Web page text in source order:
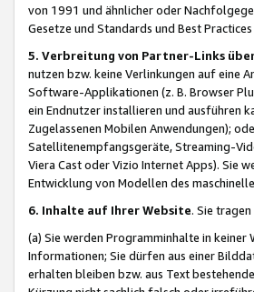
von 1991 und ähnlicher oder
Gesetze und Standards und Best
5. Verbreitung von Partner-Links
nutzen bzw. keine Verlinkungen auf eine
Software-Applikationen (z. B. Browser
ein Endnutzer installieren und ausführen
Zugelassenen Mobilen Anwendungen);
Satellitenempfangsgeräte, Streaming-
Viera Cast oder Vizio Internet Apps). Sie
Entwicklung von Modellen des
6. Inhalte auf Ihrer Website. Sie
(a) Sie werden Programminhalte in
Informationen; Sie dürfen aus einer
erhalten bleiben bzw. aus Text